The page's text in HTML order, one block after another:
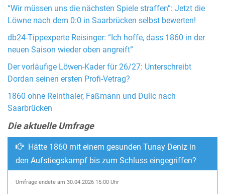
“Wir müssen uns die nächsten Spiele straffen”: Jetzt die
Löwne nach dem 0:0 in Saarbrücken selbst bewerten!
db24-Tippexperte Reisinger: “Ich hoffe, dass 1860 in der
neuen Saison wieder oben angreift”
Der vorläufige Löwen-Kader für 26/27: Unterschreibt
Dordan seinen ersten Profi-Vetrag?
1860 ohne Reinthaler, Faßmann und Dulic nach
Saarbrücken
Die aktuelle Umfrage
Hätte 1860 mit einem gesunden Tunay Deniz in
den Aufstiegskampf bis zum Schluss eingegriffen?
Umfrage endete am 30.04.2026 15:00 Uhr